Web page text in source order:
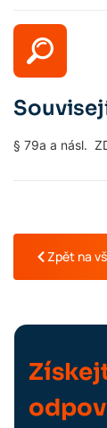
§ 79a a násl.
Zpět na